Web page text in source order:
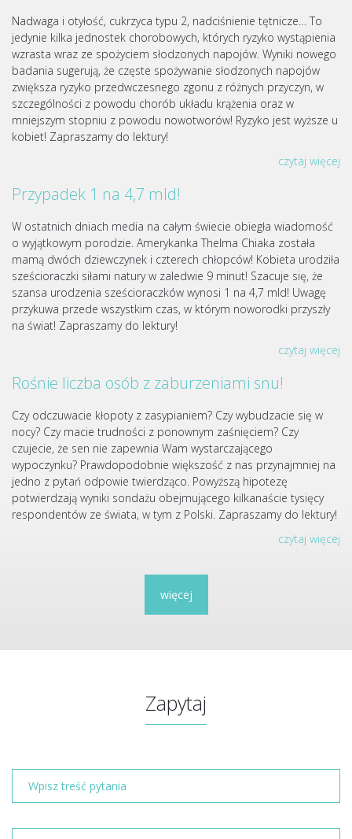
Nadwaga i otyłość, cukrzyca typu 2, nadciśnienie tętnicze… To
jedynie kilka jednostek chorobowych, których ryzyko wystąpienia
wzrasta wraz ze spożyciem słodzonych napojów. Wyniki nowego
badania sugerują, że częste spożywanie słodzonych napojów
zwiększa ryzyko przedwczesnego zgonu z różnych przyczyn, w
szczególności z powodu chorób układu krążenia oraz w
mniejszym stopniu z powodu nowotworów! Ryzyko jest wyższe u
kobiet! Zapraszamy do lektury!
czytaj więcej
Przypadek 1 na 4,7 mld!
W ostatnich dniach media na całym świecie obiegła wiadomość
o wyjątkowym porodzie. Amerykanka Thelma Chiaka została
mamą dwóch dziewczynek i czterech chłopców! Kobieta urodziła
sześcioraczki siłami natury w zaledwie 9 minut! Szacuje się, że
szansa urodzenia sześcioraczków wynosi 1 na 4,7 mld! Uwagę
przykuwa przede wszystkim czas, w którym noworodki przyszły
na świat! Zapraszamy do lektury!
czytaj więcej
Rośnie liczba osób z zaburzeniami snu!
Czy odczuwacie kłopoty z zasypianiem? Czy wybudzacie się w
nocy? Czy macie trudności z ponownym zaśnięciem? Czy
czujecie, że sen nie zapewnia Wam wystarczającego
wypoczynku? Prawdopodobnie większość z nas przynajmniej na
jedno z pytań odpowie twierdząco. Powyższą hipotezę
potwierdzają wyniki sondażu obejmującego kilkanaście tysięcy
respondentów ze świata, w tym z Polski. Zapraszamy do lektury!
czytaj więcej
więcej
Zapytaj